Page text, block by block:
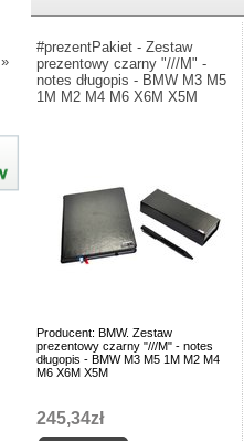
#prezentPakiet - Zestaw
prezentowy czarny "///M" -
notes długopis - BMW M3 M5
1M M2 M4 M6 X6M X5M
Producent: BMW. Zestaw
prezentowy czarny "///M" - notes
długopis - BMW M3 M5 1M M2 M4
M6 X6M X5M
245,34zł